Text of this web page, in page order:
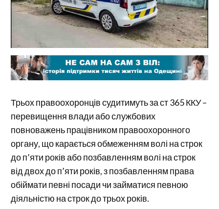
Трьох правоохоронців судитимуть за ст 365 ККУ –
перевищення влади або службових
повноважень працівником правоохоронного
органу, що карається обмеженням волі на строк
до п’яти років або позбавленням волі на строк
від двох до п’яти років, з позбавленням права
обіймати певні посади чи займатися певною
діяльністю на строк до трьох років.